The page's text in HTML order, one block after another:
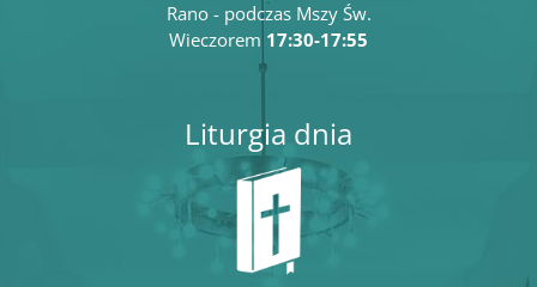
Rano - podczas Mszy Św.
Wieczorem 17:30-17:55
Liturgia dnia